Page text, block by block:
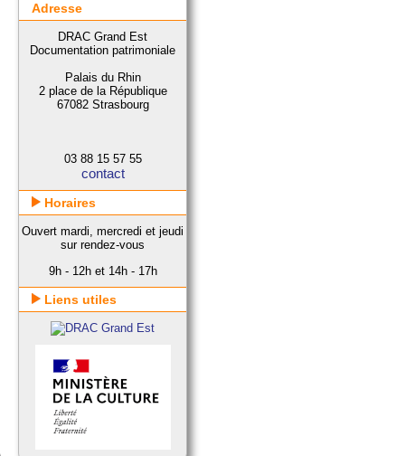
Adresse
DRAC Grand Est
Documentation patrimoniale
Palais du Rhin
2 place de la République
67082 Strasbourg
03 88 15 57 55
contact
Horaires
Ouvert mardi, mercredi et jeudi
sur rendez-vous
9h - 12h et 14h - 17h
Liens utiles